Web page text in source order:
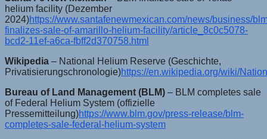
helium facility (Dezember
2024)https://www.santafenewmexican.com/news/business/
finalizes-sale-of-amarillo-helium-facility/article_8c0c5078-
bcd2-11ef-a6ca-fbff2d370758.html
Wikipedia – National Helium Reserve (Geschichte,
Privatisierungschronologie)https://en.wikipedia.org/wiki/
Bureau of Land Management (BLM) – BLM completes sale
of Federal Helium System (offizielle
Pressemitteilung)https://www.blm.gov/press-release/blm-
completes-sale-federal-helium-system